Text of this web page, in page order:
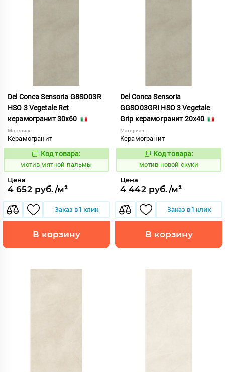
Del Conca Sensoria G8SO03R
HSO 3 Vegetale Ret
керамогранит 30x60
Материал:
Керамогранит
1039067
Код товара:
мотив мятной пальмы
Цена
4 652 руб./м²
Заказ в 1 клик
В корзину
Del Conca Sensoria
GGSO03GRI HSO 3 Vegetale
Grip керамогранит 20x40
Материал:
Керамогранит
1039469
Код товара:
мотив новой скуки
Цена
4 442 руб./м²
Заказ в 1 клик
В корзину